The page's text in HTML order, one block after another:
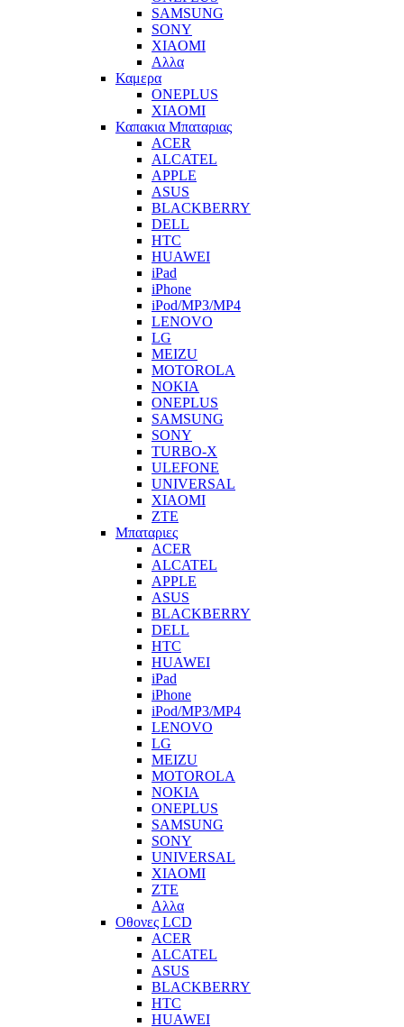
SAMSUNG
SONY
XIAOMI
Αλλα
Καμερα
ONEPLUS
XIAOMI
Καπακια Μπαταριας
ACER
ALCATEL
APPLE
ASUS
BLACKBERRY
DELL
HTC
HUAWEI
iPad
iPhone
iPod/MP3/MP4
LENOVO
LG
MEIZU
MOTOROLA
NOKIA
ONEPLUS
SAMSUNG
SONY
TURBO-X
ULEFONE
UNIVERSAL
XIAOMI
ZTE
Μπαταριες
ACER
ALCATEL
APPLE
ASUS
BLACKBERRY
DELL
HTC
HUAWEI
iPad
iPhone
iPod/MP3/MP4
LENOVO
LG
MEIZU
MOTOROLA
NOKIA
ONEPLUS
SAMSUNG
SONY
UNIVERSAL
XIAOMI
ZTE
Αλλα
Οθονες LCD
ACER
ALCATEL
ASUS
BLACKBERRY
HTC
HUAWEI